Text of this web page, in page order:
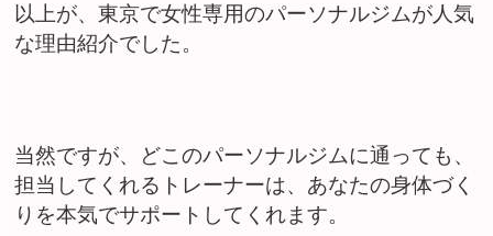
以上が、東京で女性専用のパーソナルジムが人気
な理由紹介でした。
当然ですが、どこのパーソナルジムに通っても、
担当してくれるトレーナーは、あなたの身体づく
りを本気でサポートしてくれます。